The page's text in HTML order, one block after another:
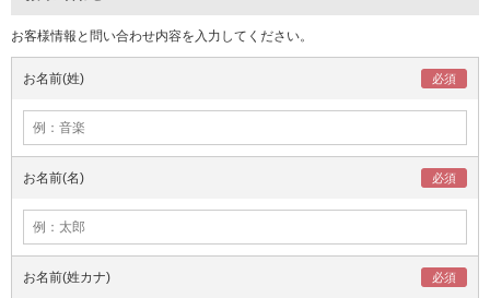
お客様情報と問い合わせ内容を入力してください。
お名前(姓)
お名前(名)
お名前(姓カナ)